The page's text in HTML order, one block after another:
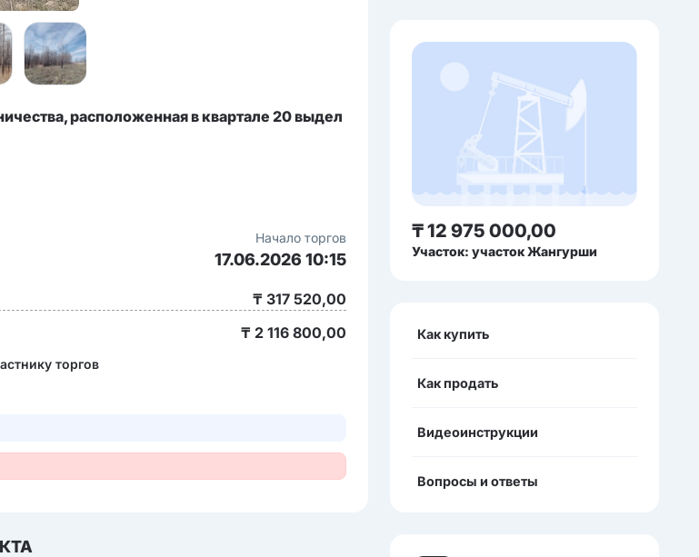
расположенная в квартале 20 выдел
Начало торгов
17.06.2026 10:15
₸ 317 520,00
₸ 2 116 800,00
торгов
₸ 12 975 000,00
Участок: участок Жангурши
Как купить
Как продать
Видеоинструкции
Вопросы и ответы